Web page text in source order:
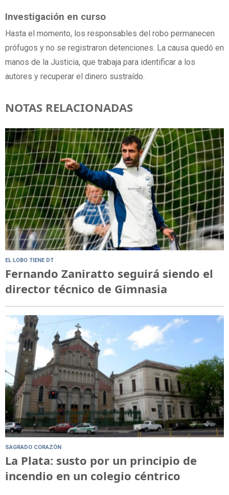
Investigación en curso
Hasta el momento, los responsables del robo permanecen
prófugos y no se registraron detenciones. La causa quedó en
manos de la Justicia, que trabaja para identificar a los
autores y recuperar el dinero sustraído.
NOTAS RELACIONADAS
EL LOBO TIENE DT
Fernando Zaniratto seguirá siendo el
director técnico de Gimnasia
SAGRADO CORAZÓN
La Plata: susto por un principio de
incendio en un colegio céntrico